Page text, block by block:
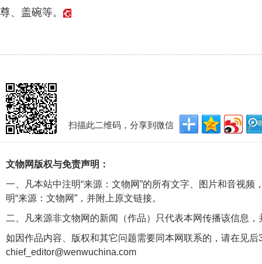
尊、盖碗等。
扫描此二维码，分享到微信
文物网版权与免责声明：
一、凡本站中注明“来源：文物网”的所有文字、图片和音视
明“来源：文物网”，并附上原文链接。
二、凡来源非文物网的新闻（作品）只代表本网传播该信息
如因作品内容、版权和其它问题需要同本网联系的，请在见后
chief_editor@wenwuchina.com